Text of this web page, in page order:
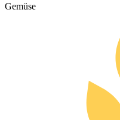
Gemüse